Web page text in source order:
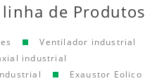
linha de Produtos
Ventilador industrial
industrial
Exaustor Eolico